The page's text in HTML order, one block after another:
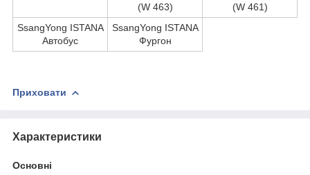
(W 463)
(W 461)
SsangYong ISTANA
Автобус
SsangYong ISTANA
Фургон
Приховати
Характеристики
Основні